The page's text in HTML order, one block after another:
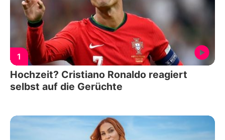
1
Hochzeit? Cristiano Ronaldo reagiert
selbst auf die Gerüchte